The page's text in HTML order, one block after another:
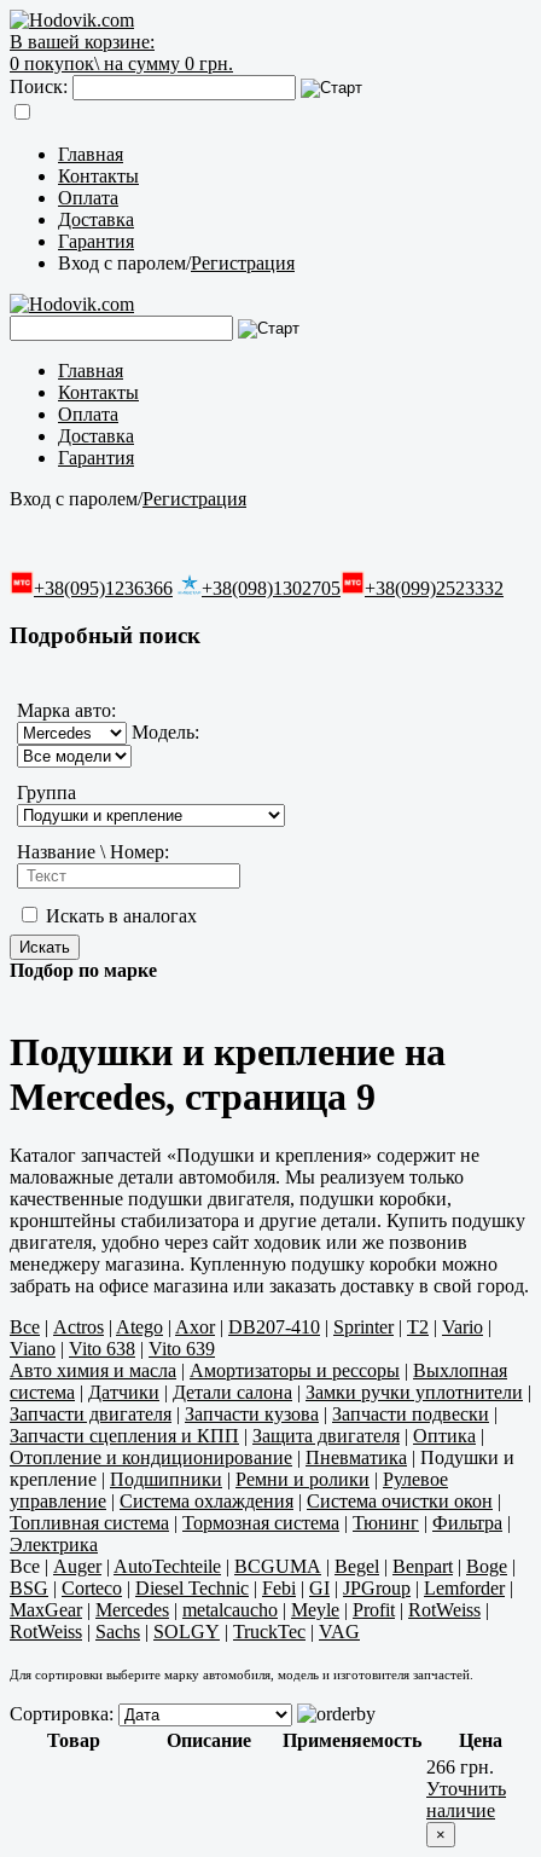
В вашей корзине:
0 покупок\ на сумму 0 грн.
Поиск:
Главная
Контакты
Оплата
Доставка
Гарантия
Вход с паролем/Регистрация
Главная
Контакты
Оплата
Доставка
Гарантия
Вход с паролем/Регистрация
+38(095)1236366 +38(098)1302705 +38(099)2523332
Подробный поиск
Марка авто:
Модель:
Группа
Название \ Номер:
Искать в аналогах
Подбор по марке
Подушки и крепление на
Mercedes, страница 9
Каталог запчастей «Подушки и крепления» содержит не
маловажные детали автомобиля. Мы реализуем только
качественные подушки двигателя, подушки коробки,
кронштейны стабилизатора и другие детали. Купить подушку
двигателя, удобно через сайт ходовик или же позвонив
менеджеру магазина. Купленную подушку коробки можно
забрать на офисе магазина или заказать доставку в свой город.
Все | Actros | Atego | Axor| DB207-410 | Sprinter| T2 | Vario |
Viano | Vito 638 | Vito 639
Авто химия и масла | Амортизаторы и рессоры | Выхлопная
система | Датчики | Детали салона | Замки ручки уплотнители |
Запчасти двигателя | Запчасти кузова | Запчасти подвески |
Запчасти сцепления и КПП | Защита двигателя | Оптика |
Отопление и кондиционирование | Пневматика | Подушки и
крепление | Подшипники | Ремни и ролики | Рулевое
управление | Система охлаждения | Система очистки окон |
Топливная система | Тормозная система | Тюнинг | Фильтра |
Электрика
Все | Auger| AutoTechteile | BCGUMA | Begel | Benpart | Boge |
BSG | Corteco | Diesel Technic | Febi | GI | JPGroup | Lemforder|
MaxGear| Mercedes | metalcaucho | Meyle | Profit | RotWeiss |
RotWeiss | Sachs | SOLGY | TruckTec | VAG
Для сортировки выберите марку автомобиля, модель и изготовителя запчастей.
Сортировка:
Товар
Описание Применяемость Цена
266 грн.
Уточнить
наличие
×